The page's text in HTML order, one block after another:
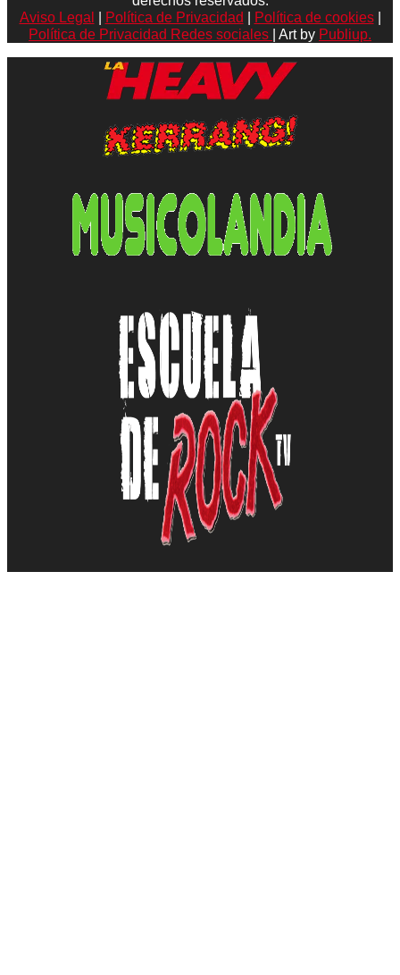
Aviso Legal
Política de Privacidad Política de cookies|
Política de Privacidad Redes sociales
| Art by Publiup.